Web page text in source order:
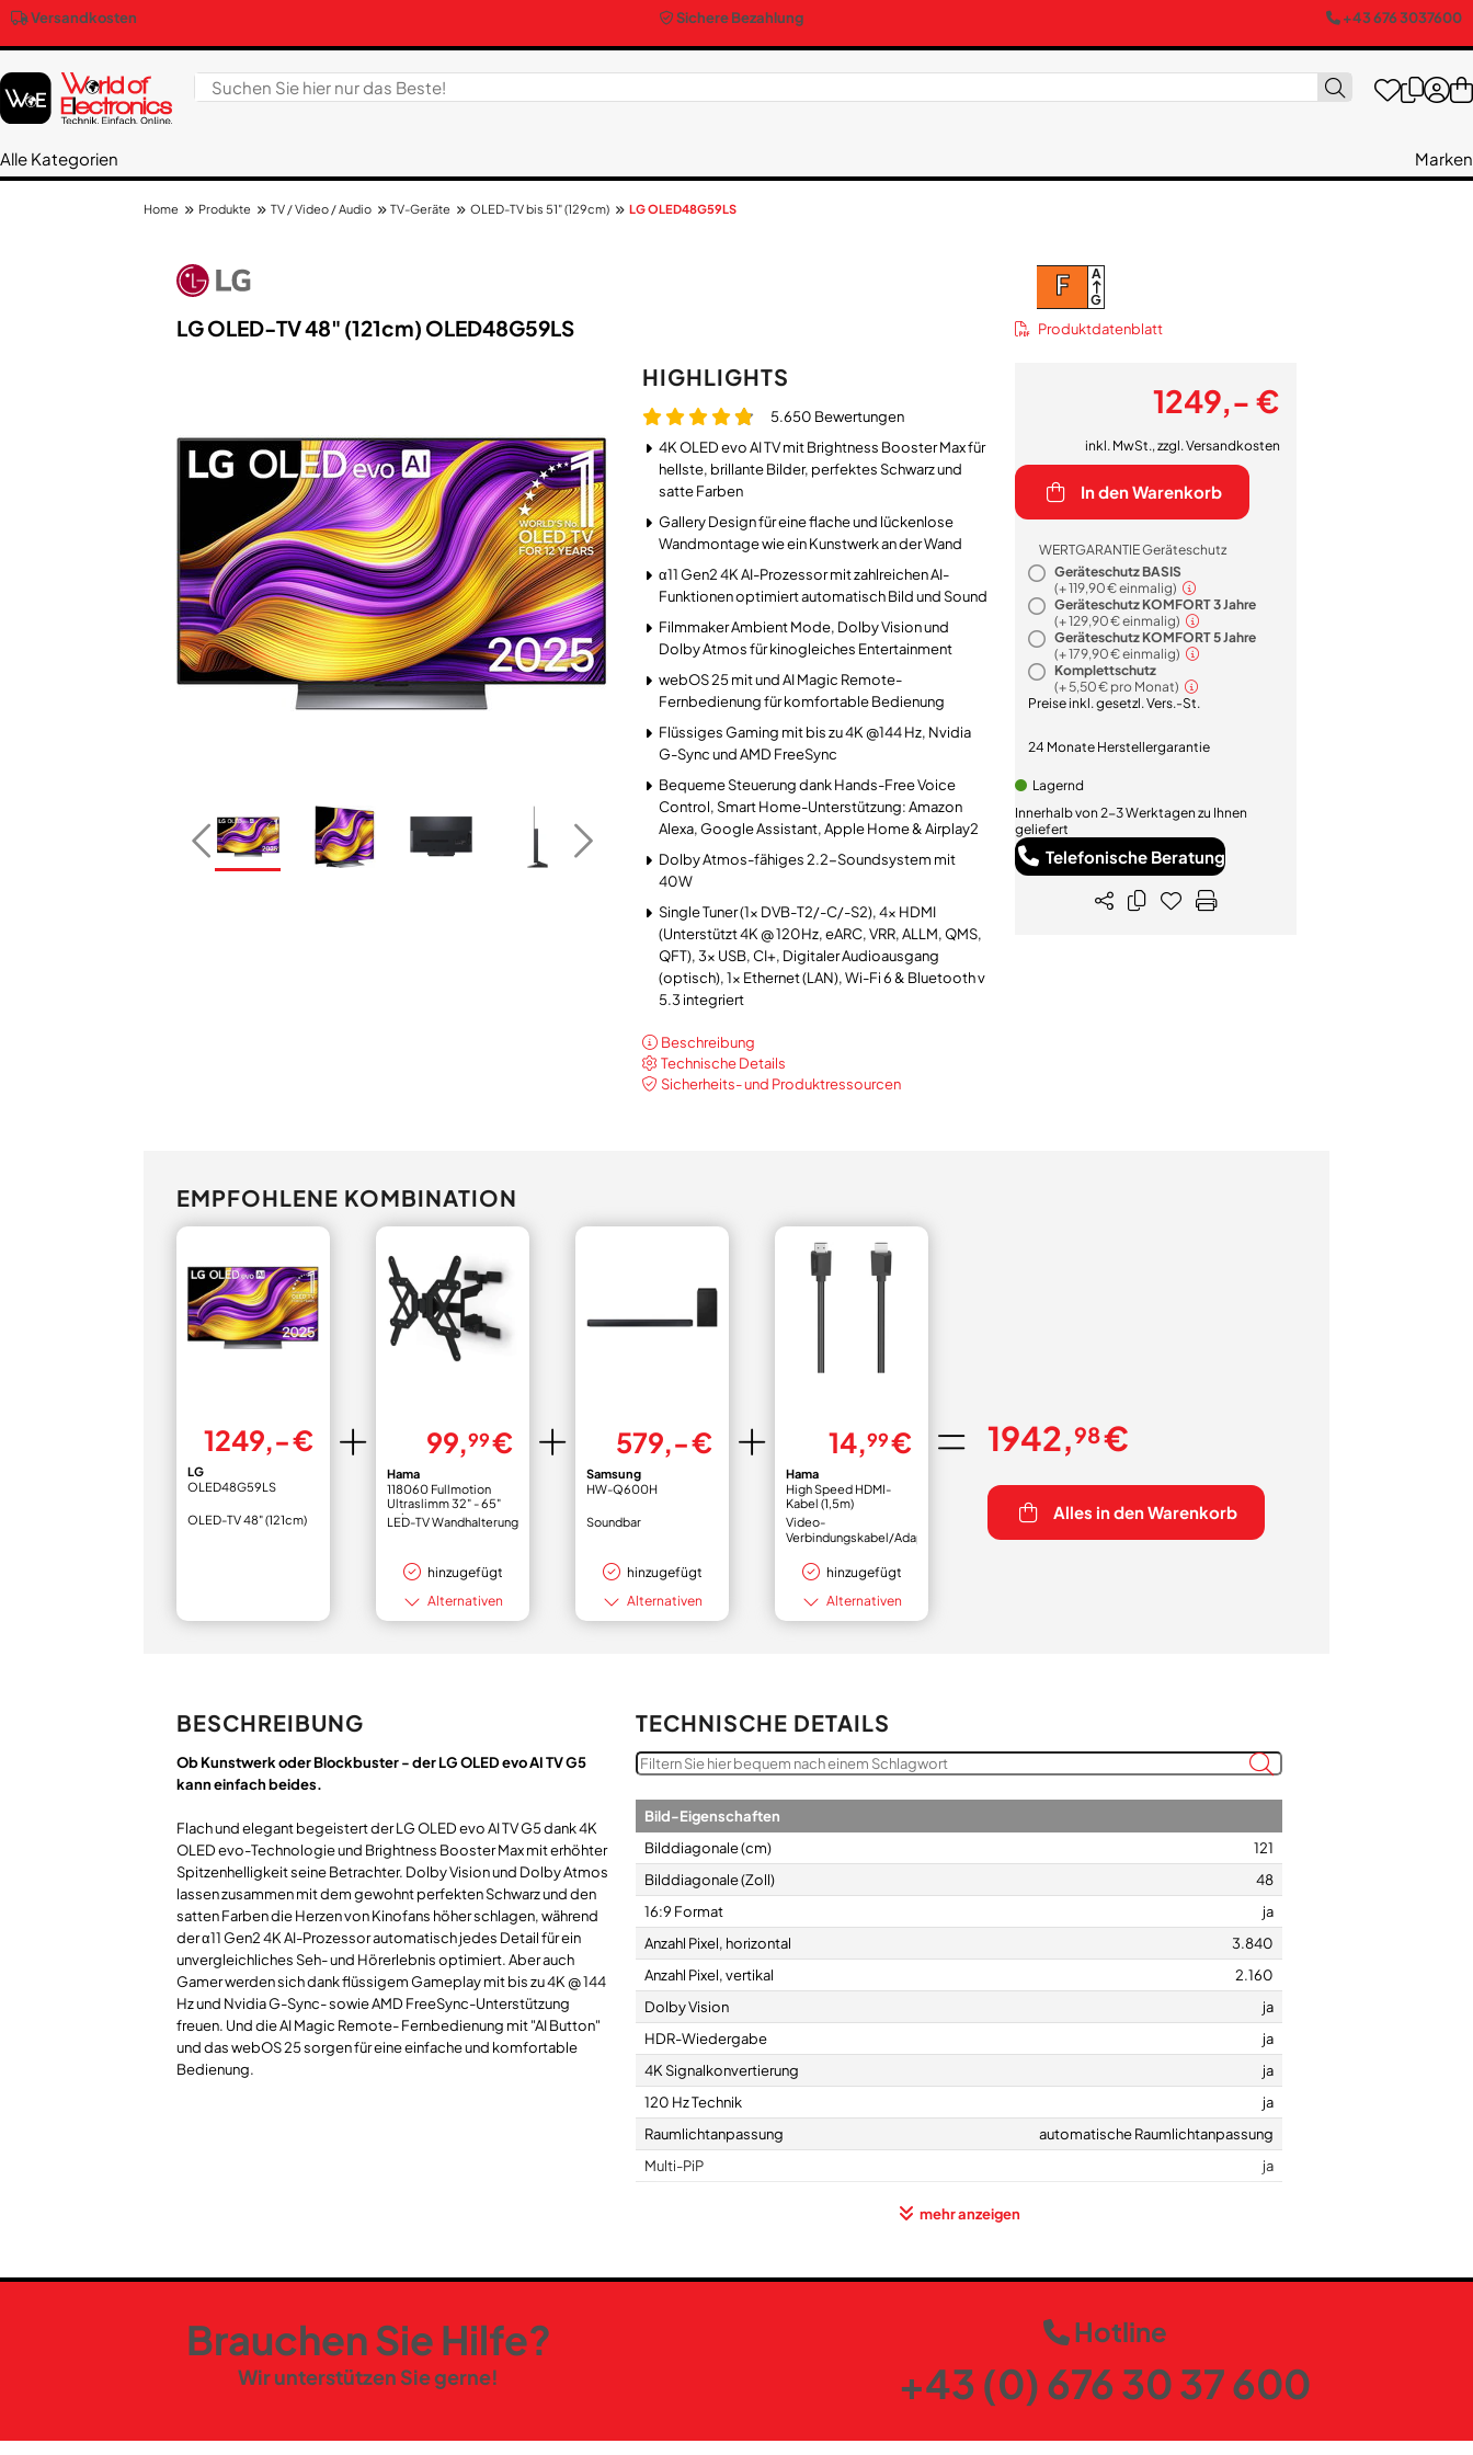
Versandkosten Sichere Bezahlung +43 676 3037600
Alle Kategorien Marken
Home Produkte TV / Video / Audio TV-Geräte OLED-TV bis 51" (129cm) LG OLED48G59LS
LG OLED-TV 48" (121cm) OLED48G59LS
A
G
F
Produktdatenblatt
HIGHLIGHTS
5.650 Bewertungen
4K OLED evo AI TV mit Brightness Booster Max für
hellste, brillante Bilder, perfektes Schwarz und
satte Farben
Gallery Design für eine flache und lückenlose
Wandmontage wie ein Kunstwerk an der Wand
α11 Gen2 4K AI-Prozessor mit zahlreichen AI-
Funktionen optimiert automatisch Bild und Sound
Filmmaker Ambient Mode, Dolby Vision und
Dolby Atmos für kinogleiches Entertainment
webOS 25 mit und AI Magic Remote-
Fernbedienung für komfortable Bedienung
Flüssiges Gaming mit bis zu 4K @144 Hz, Nvidia
G-Sync und AMD FreeSync
Bequeme Steuerung dank Hands-Free Voice
Control, Smart Home-Unterstützung: Amazon
Alexa, Google Assistant, Apple Home & Airplay2
Dolby Atmos-fähiges 2.2-Soundsystem mit
40W
Single Tuner (1x DVB-T2/-C/-S2), 4x HDMI
(Unterstützt 4K @ 120Hz, eARC, VRR, ALLM, QMS,
QFT), 3x USB, CI+, Digitaler Audioausgang
(optisch), 1x Ethernet (LAN), Wi-Fi 6 & Bluetooth v
5.3 integriert
Beschreibung
Technische Details
Sicherheits- und Produktressourcen
1249,- €
inkl. MwSt., zzgl.Versandkosten
In den Warenkorb
WERTGARANTIE Geräteschutz
Geräteschutz BASIS
(+119,90 €einmalig)
Geräteschutz KOMFORT 3 Jahre
(+129,90 €einmalig)
Geräteschutz KOMFORT 5 Jahre
(+179,90 €einmalig)
Komplettschutz
(+5,50 € pro Monat)
Preise inkl. gesetzl. Vers.-St.
24 Monate Herstellergarantie
Lagernd
Innerhalb von 2-3 Werktagen zu Ihnen
geliefert
Telefonische Beratung
EMPFOHLENE KOMBINATION
1249,- €
LG
OLED48G59LS
OLED-TV 48" (121cm)
99,99€
Hama
118060 Fullmotion
Ultraslimm 32" - 65"
schwarz
LED-TV Wandhalterung
Alternativen
hinzugefügt
579,- €
Samsung
HW-Q600H
Soundbar
Alternativen
hinzugefügt
14,99€
Hama
High Speed HDMI-
Kabel (1,5m)
Video-
Verbindungskabel/Adapter
Alternativen
hinzugefügt
1942,98€
Alles in den Warenkorb
BESCHREIBUNG
Ob Kunstwerk oder Blockbuster - der LG OLED evo AI TV G5
kann einfach beides.
Flach und elegant begeistert der LG OLED evo AI TV G5 dank 4K
OLED evo-Technologie und Brightness Booster Max mit erhöhter
Spitzenhelligkeit seine Betrachter. Dolby Vision und Dolby Atmos
lassen zusammen mit dem gewohnt perfekten Schwarz und den
satten Farben die Herzen von Kinofans höher schlagen, während
der α11 Gen2 4K AI-Prozessor automatisch jedes Detail für ein
unvergleichliches Seh- und Hörerlebnis optimiert. Aber auch
Gamer werden sich dank flüssigem Gameplay mit bis zu 4K @ 144
Hz und Nvidia G-Sync- sowie AMD FreeSync-Unterstützung
freuen. Und die AI Magic Remote- Fernbedienung mit "AI Button"
und das webOS 25 sorgen für eine einfache und komfortable
Bedienung.
TECHNISCHE DETAILS
Bild-Eigenschaften
Bilddiagonale (cm)
121
Bilddiagonale (Zoll)
48
16:9 Format
ja
Anzahl Pixel, horizontal
3.840
Anzahl Pixel, vertikal
2.160
Dolby Vision
ja
HDR-Wiedergabe
ja
4K Signalkonvertierung
ja
120 Hz Technik
ja
Raumlichtanpassung
automatische Raumlichtanpassung
Multi-PiP
ja
ja
mehr anzeigen
Brauchen Sie Hilfe?
Wir unterstützen Sie gerne!
Hotline
+43 (0) 676 30 37 600